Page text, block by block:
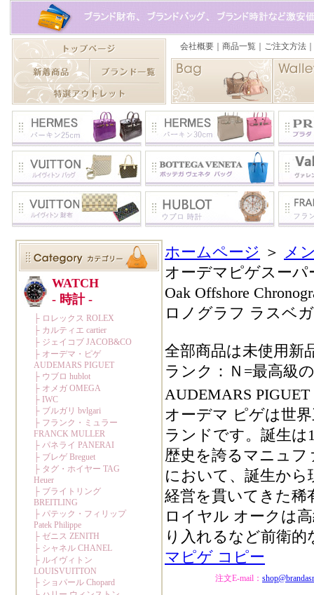
ホームページ ＞ メ
オーデマピゲスーパ
Oak Offshore
ロノグラフ ラスベ
全部商品は未使用新
ランク：Ｎ=最高級
AUDEMARS
オーデマ ピゲは世
ランドです。誕生は
歴史を誇るマニュフ
において、誕生か
経営を貫いてきた
ロイヤル オークは
り入れるなど前衛
マピゲ コピー
注文E-mail：